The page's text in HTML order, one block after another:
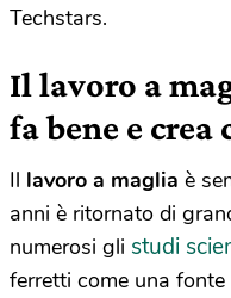
Techstars.
Il lavoro a
fa bene e
Il lavoro a maglia è
anni è ritornato di
numerosi gli studi
ferretti come una fonte